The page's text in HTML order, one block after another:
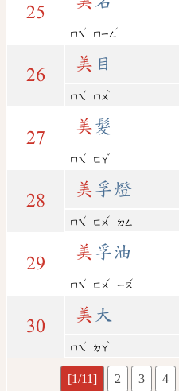
25
ㄇㄟ
ˇ
ㄇㄧㄥ
ˊ
26
美 目
ㄇㄟ
ˇ
ㄇㄨ
ˋ
27
美髮
ㄇㄟ
ˇ
ㄈㄚ
ˇ
28
美孚燈
ㄇㄟ
ˇ
ㄈㄨ
ˊ
ㄉㄥ
29
美孚油
ㄇㄟ
ˇ
ㄈㄨ
ˊ
ㄧㄡ
ˊ
30
美 大
ㄇㄟ
ˇ
ㄉㄚ
ˋ
[1/11] 2 3 4